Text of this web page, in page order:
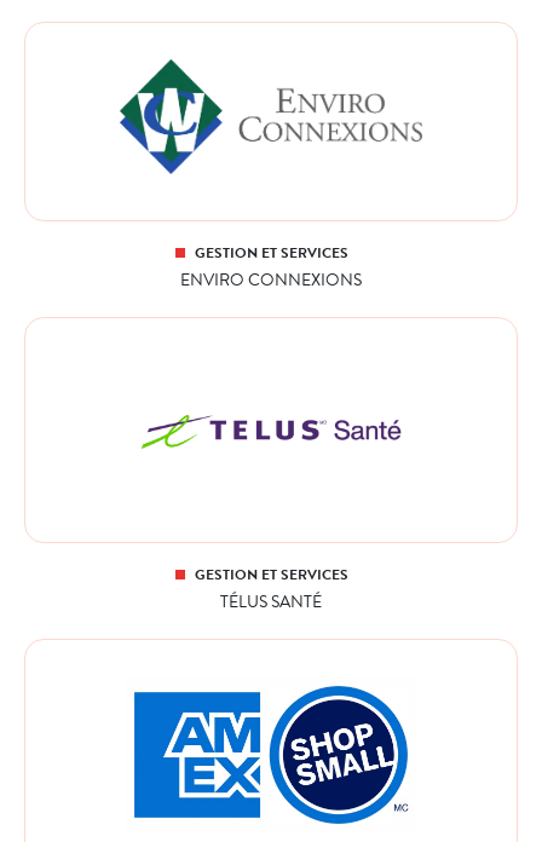
GESTION ET SERVICES
ENVIRO CONNEXIONS
GESTION ET SERVICES
TÉLUS SANTÉ